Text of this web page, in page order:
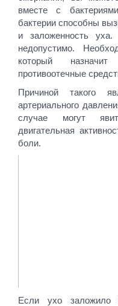
вместе с
бактерии способны
и заложенность
недопустимо.
который назначит
противоотечные
Причиной такого
артериального
случае могут
двигательная
боли.
Если ухо заложило